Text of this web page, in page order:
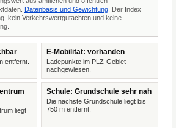
Datenbasis und Gewichtung . Der Index
kein Verkehrswertgutachten und keine
entfernt.
E-Mobilität: vorhanden
Ladepunkte im PLZ-Gebiet
nachgewiesen.
liegt
Schule: Grundschule sehr nah
Die nächste Grundschule liegt bis
750 m entfernt.